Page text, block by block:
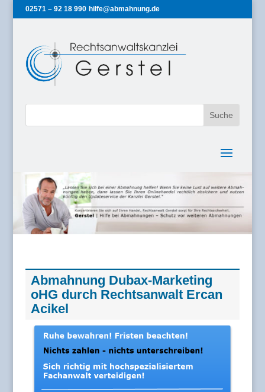
02571 – 92 18 990 hilfe@abmahnung.de
Abmahnung Dubax-Marketing
oHG durch Rechtsanwalt Ercan
Acikel